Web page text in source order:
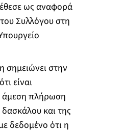
ως αναφορά
Συλλόγου στη
σημειώνει στην
είναι
άμεση πλήρωση
και της
δεδομένο ότι η